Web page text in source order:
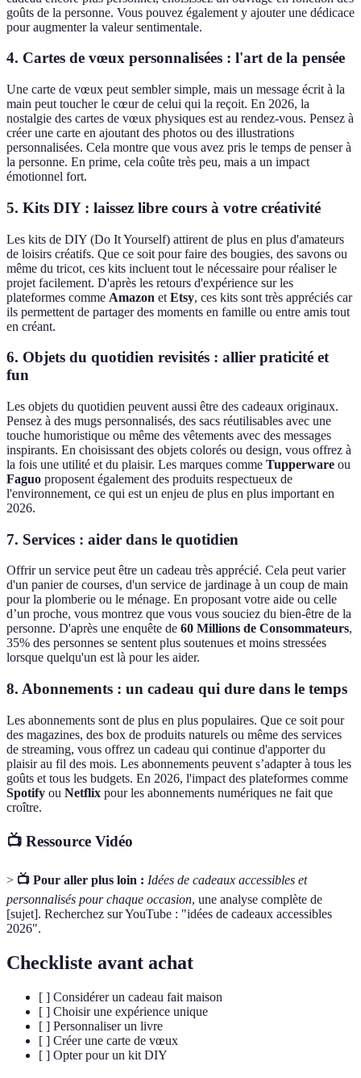
goûts de la personne. Vous pouvez également y ajouter une dédicace
pour augmenter la valeur sentimentale.
4. Cartes de vœux personnalisées : l'art de la pensée
Une carte de vœux peut sembler simple, mais un message écrit à la
main peut toucher le cœur de celui qui la reçoit. En 2026, la
nostalgie des cartes de vœux physiques est au rendez-vous. Pensez à
créer une carte en ajoutant des photos ou des illustrations
personnalisées. Cela montre que vous avez pris le temps de penser à
la personne. En prime, cela coûte très peu, mais a un impact
émotionnel fort.
5. Kits DIY : laissez libre cours à votre créativité
Les kits de DIY (Do It Yourself) attirent de plus en plus d'amateurs
de loisirs créatifs. Que ce soit pour faire des bougies, des savons ou
même du tricot, ces kits incluent tout le nécessaire pour réaliser le
projet facilement. D'après les retours d'expérience sur les
plateformes comme Amazon et Etsy, ces kits sont très appréciés car
ils permettent de partager des moments en famille ou entre amis tout
en créant.
6. Objets du quotidien revisités : allier praticité et
fun
Les objets du quotidien peuvent aussi être des cadeaux originaux.
Pensez à des mugs personnalisés, des sacs réutilisables avec une
touche humoristique ou même des vêtements avec des messages
inspirants. En choisissant des objets colorés ou design, vous offrez à
la fois une utilité et du plaisir. Les marques comme Tupperware ou
Faguo proposent également des produits respectueux de
l'environnement, ce qui est un enjeu de plus en plus important en
2026.
7. Services : aider dans le quotidien
Offrir un service peut être un cadeau très apprécié. Cela peut varier
d'un panier de courses, d'un service de jardinage à un coup de main
pour la plomberie ou le ménage. En proposant votre aide ou celle
d’un proche, vous montrez que vous vous souciez du bien-être de la
personne. D'après une enquête de 60 Millions de Consommateurs,
35% des personnes se sentent plus soutenues et moins stressées
lorsque quelqu'un est là pour les aider.
8. Abonnements : un cadeau qui dure dans le temps
Les abonnements sont de plus en plus populaires. Que ce soit pour
des magazines, des box de produits naturels ou même des services
de streaming, vous offrez un cadeau qui continue d'apporter du
plaisir au fil des mois. Les abonnements peuvent s’adapter à tous les
goûts et tous les budgets. En 2026, l'impact des plateformes comme
Spotify ou Netflix pour les abonnements numériques ne fait que
croître.
📺 Ressource Vidéo
> 📺 Pour aller plus loin : Idées de cadeaux accessibles et
personnalisés pour chaque occasion, une analyse complète de
[sujet]. Recherchez sur YouTube : "idées de cadeaux accessibles
2026".
Checkliste avant achat
[ ] Considérer un cadeau fait maison
[ ] Choisir une expérience unique
[ ] Personnaliser un livre
[ ] Créer une carte de vœux
[ ] Opter pour un kit DIY